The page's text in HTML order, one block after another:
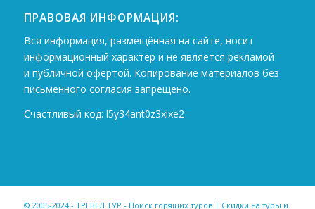
ПРАВОВАЯ ИНФОРМАЦИЯ:
Вся информация, размещённая на сайте, носит
информационный характер и не является рекламой
и публичной офертой. Копирование материалов без
письменного согласия запрещено.
Счастливый код: l5y34ant0z3xixe2
© 2005-2024 - ТРЕВЕЛ ТУР - Поиск горящих туров | Скидки на туры и